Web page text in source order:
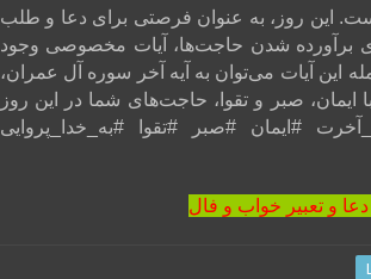
این روز، به عنوان فرصتی برای دعا و طلب
برآورده شدن حاجت‌ها، آیات مخصوصی وجود
این آیات می‌توان به آیه آخر سوره آل عمران،
ایمان، صبر و تقوا، حاجت‌های شما در این روز
#ایمان #صبر #تقوا #به_خدا_پروایی
و تعبیر خواب و فال